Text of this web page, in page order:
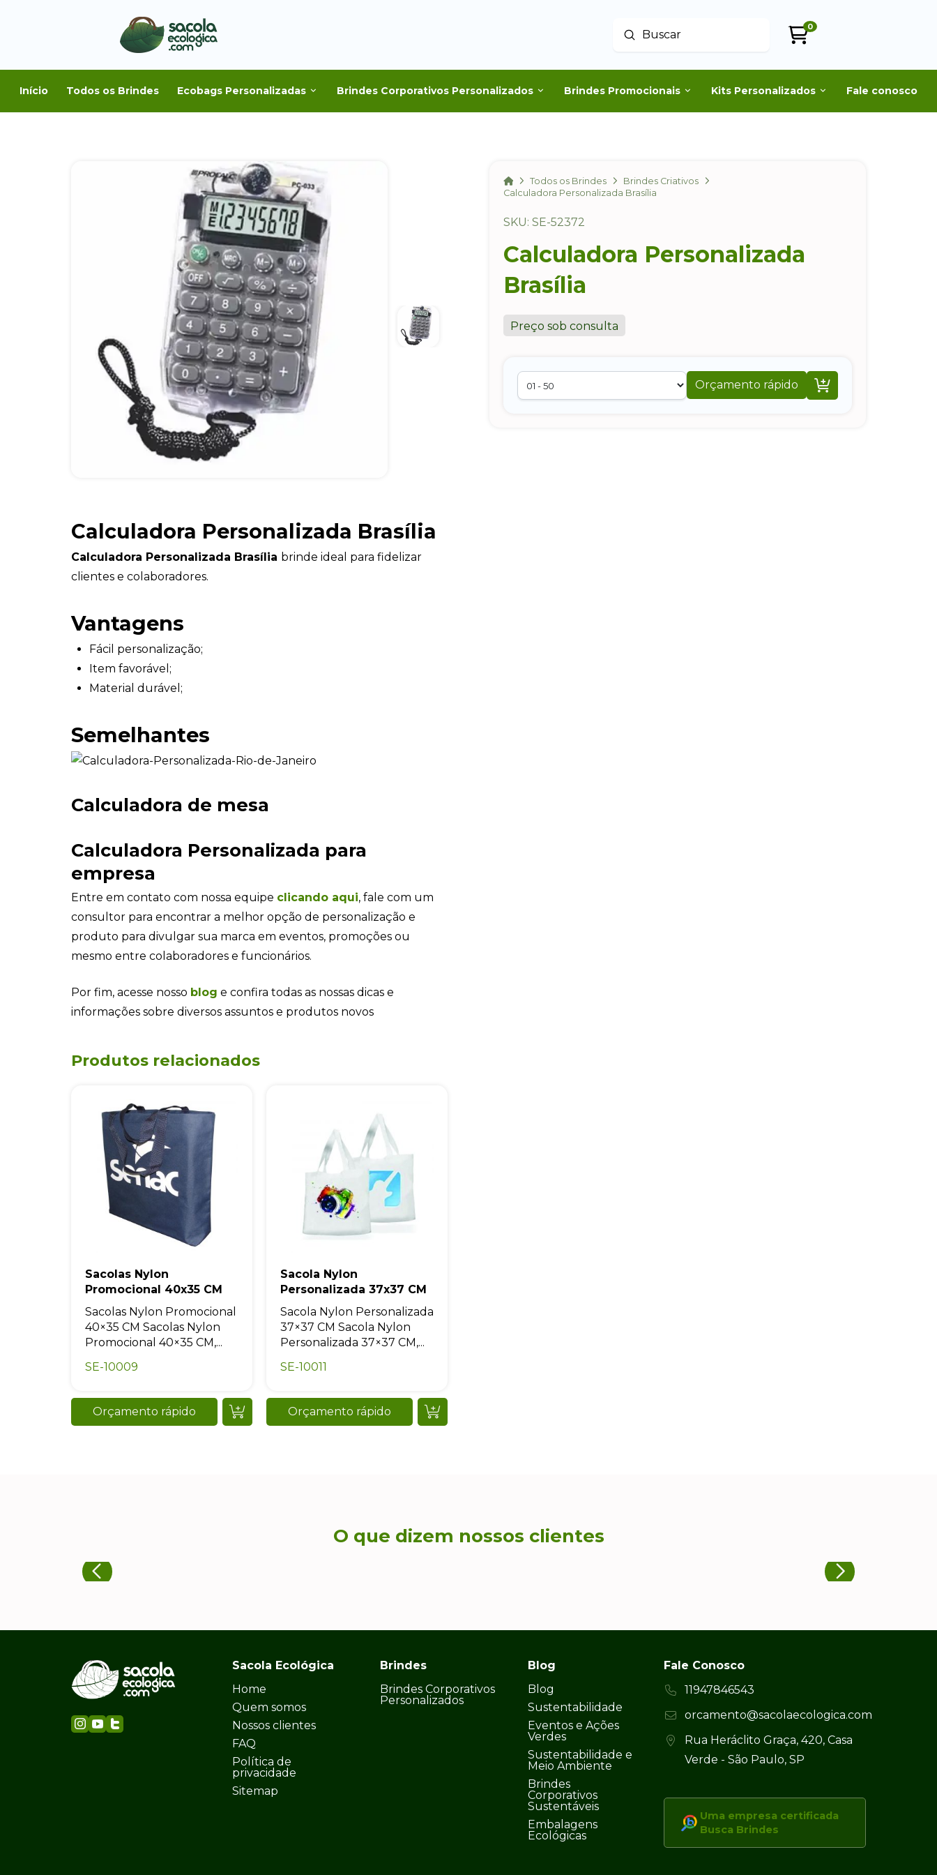
Buscar
Enviar
0
Início Todos os Brindes Ecobags Personalizadas Brindes Corporativos Personalizados Brindes Promocionais Kits Personalizados Fale conosco
HomeTodos os Brindes
Brindes Criativos
Calculadora Personalizada Brasília
SKU: SE-52372
Calculadora Personalizada
Brasília
Preço sob consulta
Orçamento rápido 
Calculadora Personalizada Brasília
Calculadora Personalizada Brasília brinde ideal para fidelizar
clientes e colaboradores.
Vantagens
Fácil personalização;
Item favorável;
Material durável;
Semelhantes
Calculadora de mesa
Calculadora Personalizada para
empresa
Entre em contato com nossa equipe clicando aqui, fale com um
consultor para encontrar a melhor opção de personalização e
produto para divulgar sua marca em eventos, promoções ou
mesmo entre colaboradores e funcionários.
Por fim, acesse nosso blog e confira todas as nossas dicas e
informações sobre diversos assuntos e produtos novos
Produtos relacionados
Sacolas Nylon
Promocional 40x35 CM
Sacolas Nylon Promocional
40×35 CM Sacolas Nylon
Promocional 40×35 CM,...
SE-10009
Orçamento rápido
Sacola Nylon
Personalizada 37x37 CM
Sacola Nylon Personalizada
37×37 CM Sacola Nylon
Personalizada 37×37 CM,...
SE-10011
Orçamento rápido
O que dizem nossos clientes
Sacola Ecológica
Home
Quem somos
Nossos clientes
FAQ
Política de
privacidade
Sitemap
Brindes
Brindes Corporativos
Personalizados
Blog
Blog
Sustentabilidade
Eventos e Ações
Verdes
Sustentabilidade e
Meio Ambiente
Brindes
Corporativos
Sustentáveis
Embalagens
Ecológicas
Fale Conosco
11947846543
orcamento@sacolaecologica.com
Rua Heráclito Graça, 420, Casa
Verde - São Paulo, SP
Uma empresa certificada
Busca Brindes
Eu concordo em receber comunicações.
privacidade, utilizaremos seus dados apenas para fins de
marketing. Você pode alterar suas preferências a qualquer
momento.